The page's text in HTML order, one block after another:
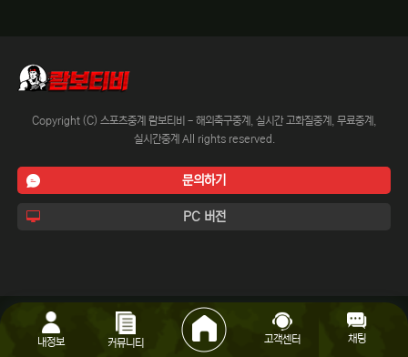
Copyright (C) 스포츠중계 람보티비 - 해외축구중계, 실시간 고화질중계, 무료중계,
실시간중계 All rights reserved.
문의하기
PC 버전
내정보 커뮤니티 고객센터 채팅